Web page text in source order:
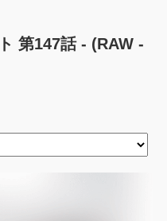
第147話 - (RAW -